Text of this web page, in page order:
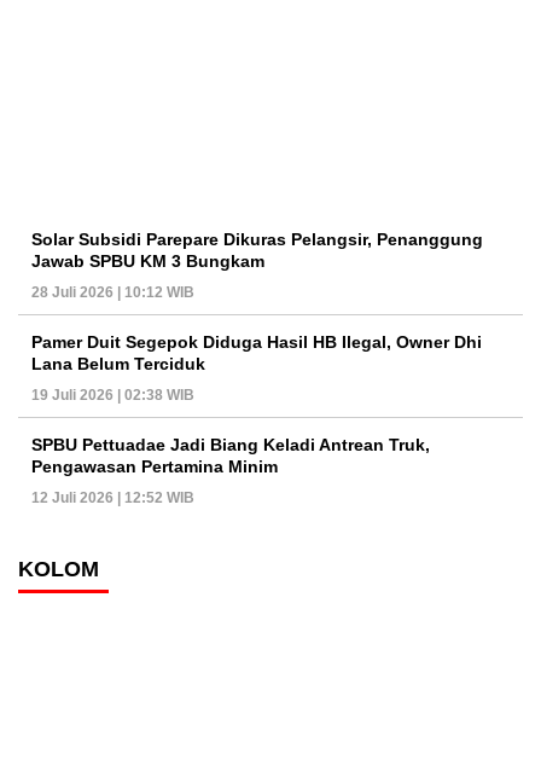
Solar Subsidi Parepare Dikuras Pelangsir, Penanggung
Jawab SPBU KM 3 Bungkam
28 Juli 2026 | 10:12 WIB
Pamer Duit Segepok Diduga Hasil HB Ilegal, Owner Dhi
Lana Belum Terciduk
19 Juli 2026 | 02:38 WIB
SPBU Pettuadae Jadi Biang Keladi Antrean Truk,
Pengawasan Pertamina Minim
12 Juli 2026 | 12:52 WIB
KOLOM